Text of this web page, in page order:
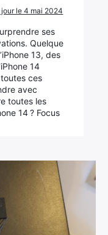
le 4 mai 2024
ses
Quelque
13, des
14
ces
avec
toutes les
14 ? Focus